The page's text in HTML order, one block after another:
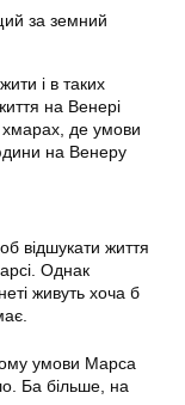
за земний
і в таких
на Венері
де умови
на Венеру
відшукати життя
Однак
живуть хоча б
умови Марса
Ба більше, на